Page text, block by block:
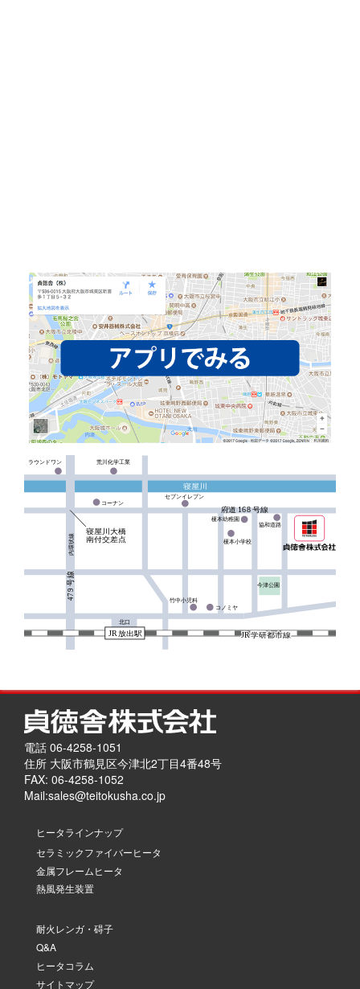
電話 06-4258-1051
住所 大阪市鶴見区今津北2丁目4番48号
FAX: 06-4258-1052
Mail:sales@teitokusha.co.jp
ヒータラインナップ
セラミックファイバーヒータ
金属フレームヒータ
熱風発生装置
耐火レンガ・碍子
Q&A
ヒータコラム
サイトマップ